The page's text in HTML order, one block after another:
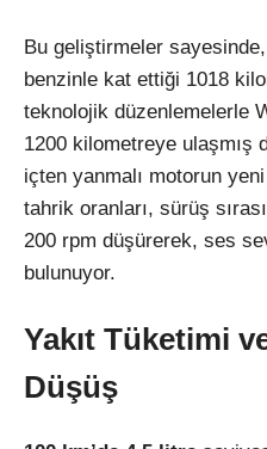
Bu geliştirmeler
benzinle kat ettiği 1018
teknolojik düzenlemelerle
1200 kilometreye ulaşmış
içten yanmalı motorun
tahrik oranları, sürüş
200 rpm düşürerek, ses
bulunuyor.
Yakıt Tüketimi
Düşüş